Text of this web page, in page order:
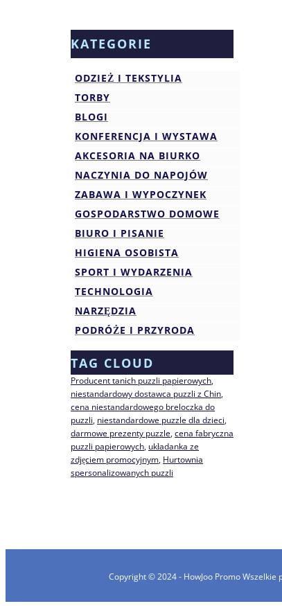
KATEGORIE
ODZIEŻ I TEKSTYLIA
TORBY
BLOGI
KONFERENCJA I WYSTAWA
AKCESORIA NA BIURKO
NACZYNIA DO NAPOJÓW
ZABAWA I WYPOCZYNEK
GOSPODARSTWO DOMOWE
BIURO I PISANIE
HIGIENA OSOBISTA
SPORT I WYDARZENIA
TECHNOLOGIA
NARZĘDZIA
PODRÓŻE I PRZYRODA
TAG CLOUD
Producent tanich puzzli papierowych
niestandardowy dostawca puzzli z Chin
cena niestandardowego breloczka do
puzzli, niestandardowe puzzle dla dzieci
darmowe prezenty puzzle, cena fabryczna
puzzli papierowych, układanka ze
zdjęciem promocyjnym, Hurtownia
spersonalizowanych puzzli
Copyright © 2024 - HowJoo Promo Wszelkie